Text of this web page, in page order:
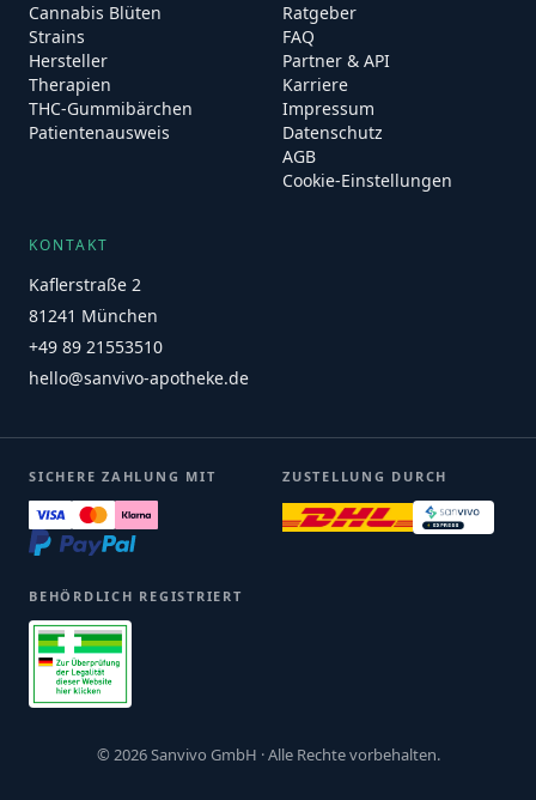
Cannabis Blüten
Strains
Hersteller
Therapien
THC-Gummibärchen
Patientenausweis
Ratgeber
FAQ
Partner & API
Karriere
Impressum
Datenschutz
AGB
Cookie-Einstellungen
KONTAKT
Kaflerstraße 2
81241 München
+49 89 21553510
hello@sanvivo-apotheke.de
SICHERE ZAHLUNG MIT ZUSTELLUNG DURCH
BEHÖRDLICH REGISTRIERT
© 2026 Sanvivo GmbH · Alle Rechte vorbehalten.